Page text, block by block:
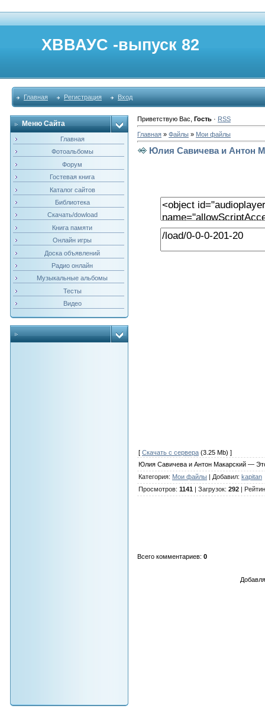
ХВВАУС -выпуск 82
Главная Регистрация Вход
Меню Сайта
Главная
Фотоальбомы
Форум
Гостевая книга
Каталог сайтов
Библиотека
Скачать/dowload
Книга памяти
Онлайн игры
Доска объявлений
Радио онлайн
Музыкальные альбомы
Тесты
Видео
Приветствую Вас Гость· RSS
Главная» Файлы» Мои файлы
Юлия Савичева и Антон
[ Скачать с сервера(3.25 Mb) ]
Юлия Савичева и Антон Макарский —
Категория: Мои файлы| Добавил: kapitan
Просмотров: 1141| Загрузок: 292|
Всего комментариев: 0